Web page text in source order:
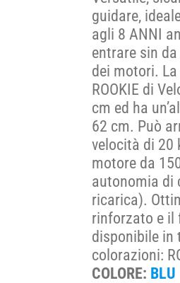
guidare,
agli 8 ANNI
entrare sin
dei motori.
ROOKIE di
cm ed ha
62 cm. Può
velocità di 20
motore da
autonomia di
ricarica).
rinforzato e il
disponibile in
colorazioni:
COLORE: BLU